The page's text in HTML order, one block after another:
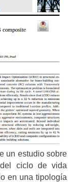
un estudio sobre
ciclo de vida
en una tipología